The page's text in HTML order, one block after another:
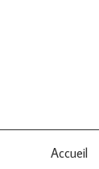
Accueil